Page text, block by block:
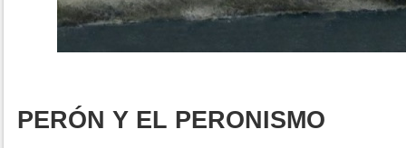
PERÓN Y EL PERONISMO